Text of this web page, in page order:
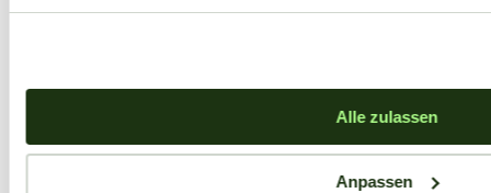
Alle zulassen
Anpassen